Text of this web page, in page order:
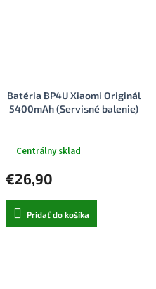
Batéria BP4U Xiaomi Originál
5400mAh (Servisné balenie)
Centrálny sklad
€26,90
Pridať do košíka